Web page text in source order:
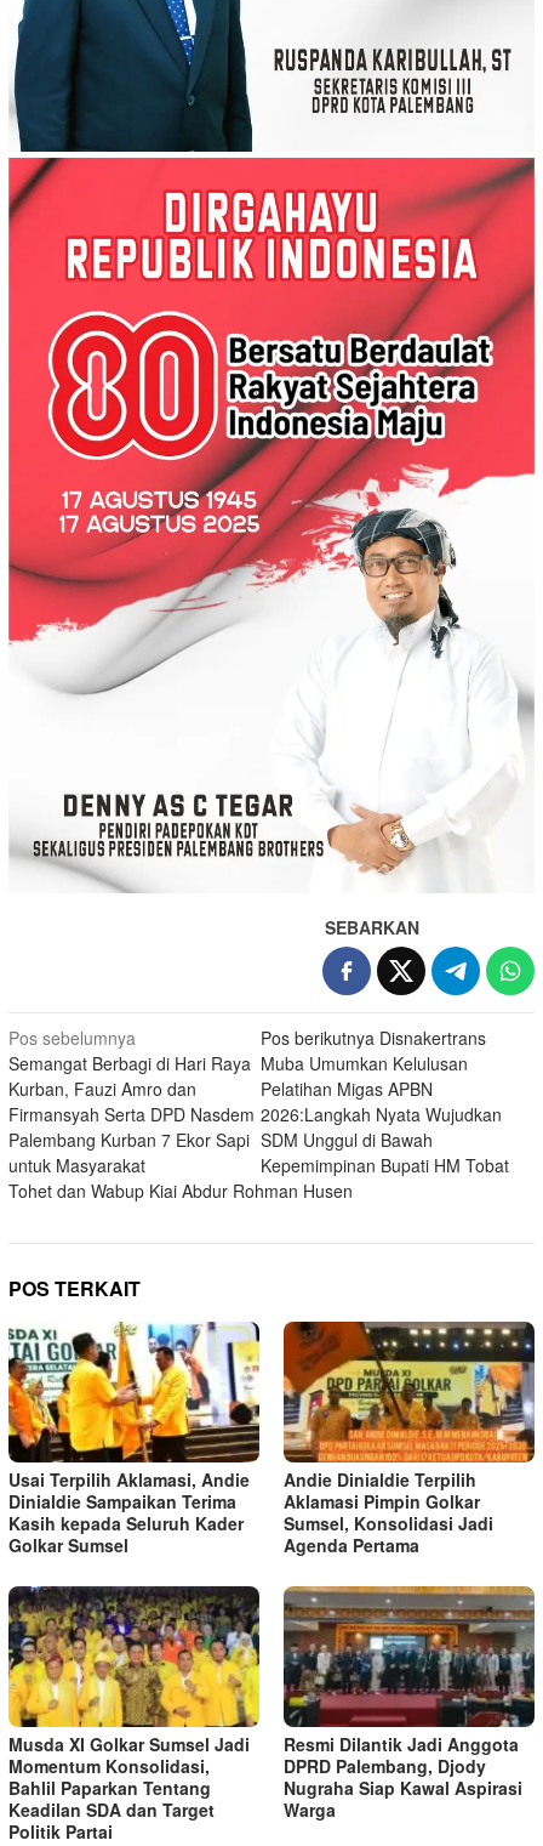
SEBARKAN
Navigasi
pos
Pos sebelumnya
Semangat Berbagi di Hari Raya
Kurban, Fauzi Amro dan
Firmansyah Serta DPD Nasdem
Palembang Kurban 7 Ekor Sapi
untuk Masyarakat
Pos berikutnya Disnakertrans
Muba Umumkan Kelulusan
Pelatihan Migas APBN
2026:Langkah Nyata Wujudkan
SDM Unggul di Bawah
Kepemimpinan Bupati HM Tobat
Tohet dan Wabup Kiai Abdur Rohman Husen
POS TERKAIT
Usai Terpilih Aklamasi, Andie
Dinialdie Sampaikan Terima
Kasih kepada Seluruh Kader
Golkar Sumsel
Andie Dinialdie Terpilih
Aklamasi Pimpin Golkar
Sumsel, Konsolidasi Jadi
Agenda Pertama
Musda XI Golkar Sumsel Jadi
Momentum Konsolidasi,
Bahlil Paparkan Tentang
Keadilan SDA dan Target
Politik Partai
Resmi Dilantik Jadi Anggota
DPRD Palembang, Djody
Nugraha Siap Kawal Aspirasi
Warga